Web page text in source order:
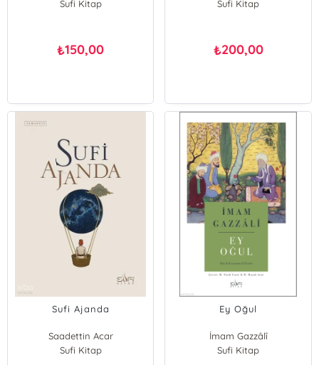
Sufi Kitap
₺150,00
Sufi Kitap
₺200,00
Sufi Ajanda
Saadettin Acar
Sufi Kitap
Ey Oğul
İmam Gazzâlî
Sufi Kitap